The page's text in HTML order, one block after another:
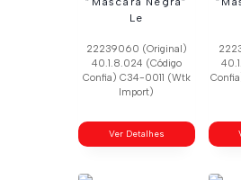
Le
22239060 (Original)
40.1.8.024 (Código
Confia) C34-0011 (Wtk
Import)
Ver Detalhes